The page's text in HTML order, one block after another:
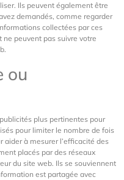
Ils peuvent également être
demandés, comme regarder
collectées par ces
peuvent pas suivre votre
ou
plus pertinentes pour
pour limiter le nombre de fois
aider à mesurer l’efficacité des
placés par des réseaux
du site web. Ils se souviennent
est partagée avec